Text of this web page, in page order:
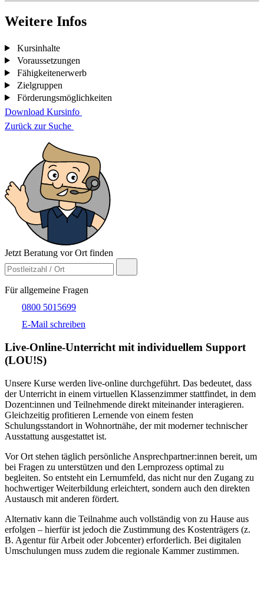
Weitere Infos
Kursinhalte
Voraussetzungen
Fähigkeitenerwerb
Zielgruppen
Förderungsmöglichkeiten
Download Kursinfo
Zurück zur Suche
Jetzt Beratung vor Ort finden
Für allgemeine Fragen
0800 5015699
E-Mail schreiben
Live-​Online-Unterricht mit individuellem Support
(LOU!S)
Unsere Kurse werden live-online durchgeführt. Das bedeutet, dass
der Unterricht in einem virtuellen Klassenzimmer stattfindet, in dem
Dozent:innen und Teilnehmende direkt miteinander interagieren.
Gleichzeitig profitieren Lernende von einem festen
Schulungsstandort in Wohnortnähe, der mit moderner technischer
Ausstattung ausgestattet ist.
Vor Ort stehen täglich persönliche Ansprechpartner:innen bereit, um
bei Fragen zu unterstützen und den Lernprozess optimal zu
begleiten. So entsteht ein Lernumfeld, das nicht nur den Zugang zu
hochwertiger Weiterbildung erleichtert, sondern auch den direkten
Austausch mit anderen fördert.
Alternativ kann die Teilnahme auch vollständig von zu Hause aus
erfolgen – hierfür ist jedoch die Zustimmung des Kostenträgers (z.
B. Agentur für Arbeit oder Jobcenter) erforderlich. Bei digitalen
Umschulungen muss zudem die regionale Kammer zustimmen.